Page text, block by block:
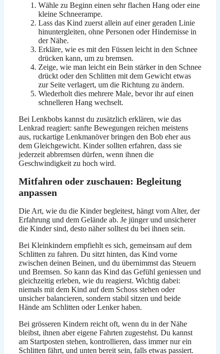
Wähle zu Beginn einen sehr flachen Hang oder eine
kleine Schneerampe.
Lass das Kind zuerst allein auf einer geraden Linie
hinuntergleiten, ohne Personen oder Hindernisse in
der Nähe.
Erkläre, wie es mit den Füssen leicht in den Schnee
drücken kann, um zu bremsen.
Zeige, wie man leicht ein Bein stärker in den Schnee
drückt oder den Schlitten mit dem Gewicht etwas
zur Seite verlagert, um die Richtung zu ändern.
Wiederholt dies mehrere Male, bevor ihr auf einen
schnelleren Hang wechselt.
Bei Lenkbobs kannst du zusätzlich erklären, wie das
Lenkrad reagiert: sanfte Bewegungen reichen meistens
aus, ruckartige Lenkmanöver bringen den Bob eher aus
dem Gleichgewicht. Kinder sollten erfahren, dass sie
jederzeit abbremsen dürfen, wenn ihnen die
Geschwindigkeit zu hoch wird.
Mitfahren oder zuschauen: Begleitung
anpassen
Die Art, wie du die Kinder begleitest, hängt vom Alter, der
Erfahrung und dem Gelände ab. Je jünger und unsicherer
die Kinder sind, desto näher solltest du bei ihnen sein.
Bei Kleinkindern empfiehlt es sich, gemeinsam auf dem
Schlitten zu fahren. Du sitzt hinten, das Kind vorne
zwischen deinen Beinen, und du übernimmst das Steuern
und Bremsen. So kann das Kind das Gefühl geniessen und
gleichzeitig erleben, wie du reagierst. Wichtig dabei:
niemals mit dem Kind auf dem Schoss stehen oder
unsicher balancieren, sondern stabil sitzen und beide
Hände am Schlitten oder Lenker haben.
Bei grösseren Kindern reicht oft, wenn du in der Nähe
bleibst, ihnen aber eigene Fahrten zugestehst. Du kannst
am Startposten stehen, kontrollieren, dass immer nur ein
Schlitten fährt, und unten bereit sein, falls etwas passiert.